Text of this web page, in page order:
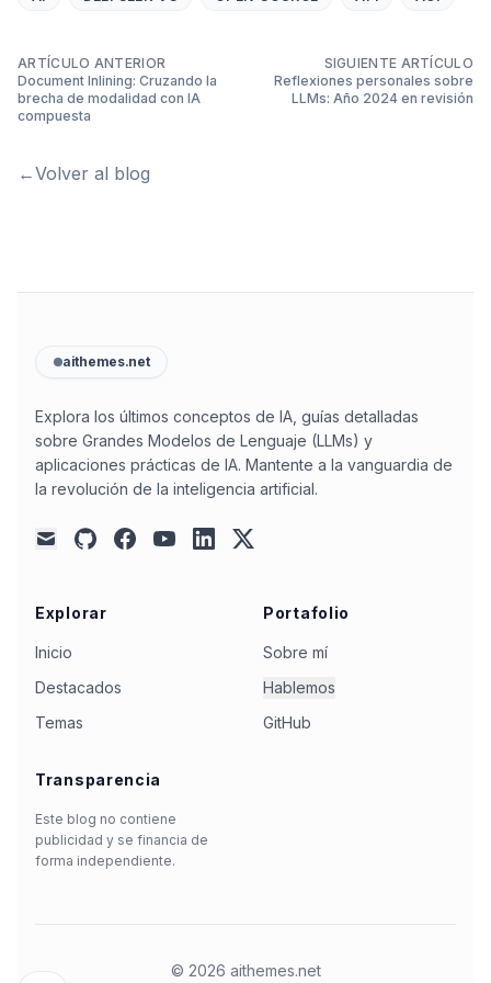
ARTÍCULO ANTERIOR
Document Inlining: Cruzando la
brecha de modalidad con IA
compuesta
SIGUIENTE ARTÍCULO
Reflexiones personales sobre
LLMs: Año 2024 en revisión
←Volver al blog
aithemes.net
Explora los últimos conceptos de IA, guías detalladas
sobre Grandes Modelos de Lenguaje (LLMs) y
aplicaciones prácticas de IA. Mantente a la vanguardia de
la revolución de la inteligencia artificial.
mail
githubfacebookyoutubelinkedin
x
Explorar
Inicio
Destacados
Temas
Portafolio
Sobre mí
Hablemos
GitHub
Transparencia
Este blog no contiene
publicidad y se financia de
forma independiente.
© 2026 aithemes.net